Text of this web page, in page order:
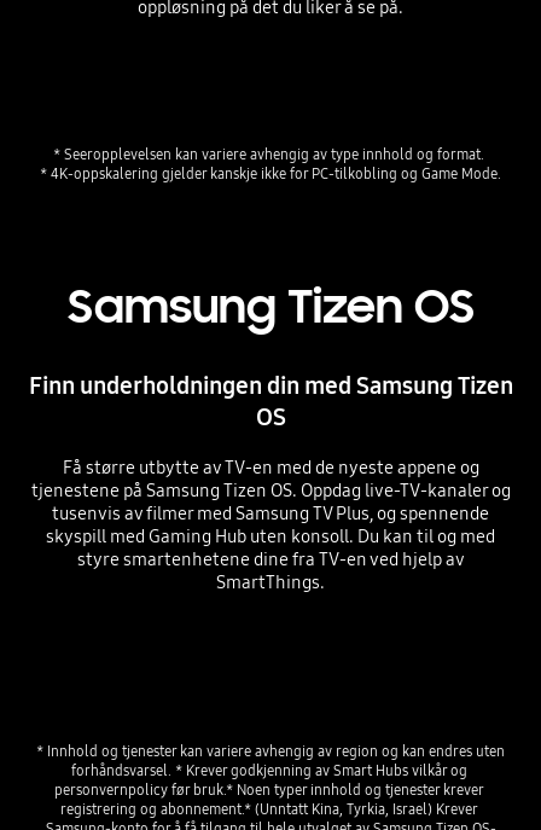
oppløsning på det du liker å se på.
* Seeropplevelsen kan variere avhengig av type innhold og format.
Samsung Tizen OS
Finn underholdningen din med Samsung Tizen
OS
Få større utbytte av TV-en med de nyeste appene og
tjenestene på Samsung Tizen OS. Oppdag live-TV-kanaler og
tusenvis av filmer med Samsung TV Plus, og spennende
skyspill med Gaming Hub uten konsoll. Du kan til og med
styre smartenhetene dine fra TV-en ved hjelp av
SmartThings.
* Innhold og tjenester kan variere avhengig av region og kan endres uten
forhåndsvarsel. * Krever godkjenning av Smart Hubs vilkår og
personvernpolicy før bruk.* Noen typer innhold og tjenester krever
registrering og abonnement.* (Unntatt Kina, Tyrkia, Israel) Krever